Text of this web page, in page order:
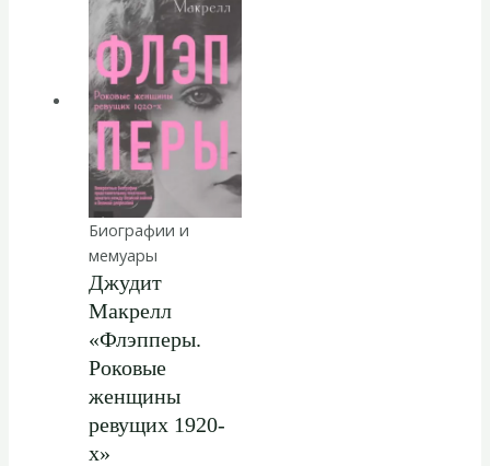
Биографии и
мемуары
Джудит
Макрелл
«Флэпперы.
Роковые
женщины
ревущих 1920-
х»